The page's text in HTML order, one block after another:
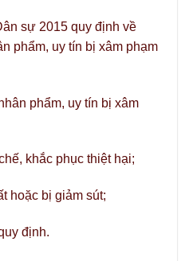
sự 2015 quy định về
phẩm, uy tín bị xâm phạm
phẩm, uy tín bị xâm
khắc phục thiệt hại;
hoặc bị giảm sút;
định.